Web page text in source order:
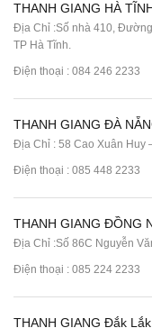
THANH GIANG HÀ
Địa Chỉ :Số nhà 410,
TP Hà Tĩnh.
Điện thoại : 084 246 2233
THANH GIANG ĐÀ
Địa Chỉ : 58 Cao Xuân Huy
Điện thoại : 085 448 2233
THANH GIANG ĐỒNG
Địa Chỉ :Số 86C Nguyễn
Điện thoại : 085 224 2233
THANH GIANG Đắk Lắk